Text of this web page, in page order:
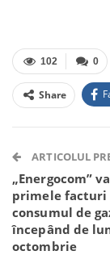
0
102
Share
Telegram
ARTICOLUL
„Energocom”
primele
consumul de
începând de
octombrie